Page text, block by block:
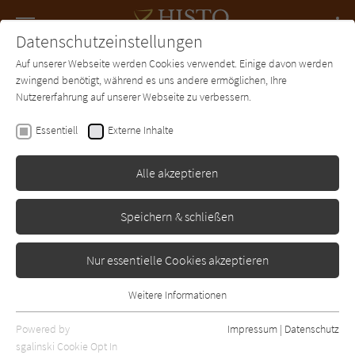
SUCHE Forum Charts Newsletter
Yngra Wieland
Der Tanz der Schäfflerin
Erschienen: Januar 2015 Bibliogr. Angaben
Datenschutzeinstellungen
Auf unserer Webseite werden Cookies verwendet. Einige davon werden
zwingend benötigt, während es uns andere ermöglichen, Ihre
Nutzererfahrung auf unserer Webseite zu verbessern.
Essentiell Externe Inhalte
Alle akzeptieren
Speichern & schließen
Nur essentielle Cookies akzeptieren
Essentielle Cookies werden für grundlegende Funktionen der
Webseite benötigt. Dadurch ist gewährleistet, dass die Webseite
Weitere Informationen
Powered by
sgalinski Cookie Opt In
Impressum | Datenschutz